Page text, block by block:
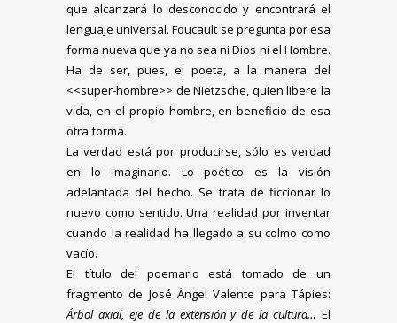
que alcanzará lo desconocido y encontrará el
lenguaje universal. Foucault se pregunta por esa
forma nueva que ya no sea ni Dios ni el Hombre.
Ha de ser, pues, el poeta, a la manera del
<<super-hombre>> de Nietzsche, quien libere la
vida, en el propio hombre, en beneficio de esa
otra forma.
La verdad está por producirse, sólo es verdad
en lo imaginario. Lo poético es la visión
adelantada del hecho. Se trata de ficcionar lo
nuevo como sentido. Una realidad por inventar
cuando la realidad ha llegado a su colmo como
vacío.
El título del poemario está tomado de un
fragmento de José Ángel Valente para Tápies:
Árbol axial, eje de la extensión y de la cultura… El